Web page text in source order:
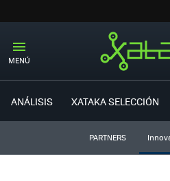
MENÚ
ANÁLISIS XATAKA SELECCIÓN
PARTNERS